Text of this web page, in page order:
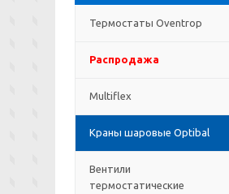
Термостаты Oventrop
Распродажа
Multiflex
Краны шаровые Optibal
Вентили
термостатические